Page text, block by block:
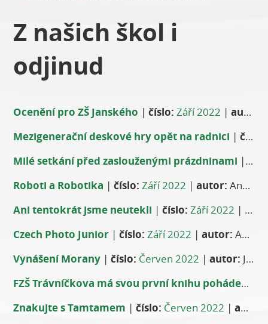
Z našich škol i
odjinud
Ocenění pro ZŠ Janského |číslo: Září 2022 |autor:
Mezigenerační deskové hry opět na radnici |číslo:
Milé setkání před zaslouženými prázdninami |
Roboti a Robotika |číslo: Září 2022 |autor: Andrea Říčková
Ani tentokrát jsme neutekli |číslo: Září 2022 |
Czech Photo Junior |číslo: Září 2022 |autor: Anna Vacková
Vynášení Morany |číslo: Červen 2022 |autor: Jan Havlíček
FZŠ Trávníčkova má svou první knihu pohádek|
Znakujte s Tamtamem |číslo: Červen 2022 |autor: